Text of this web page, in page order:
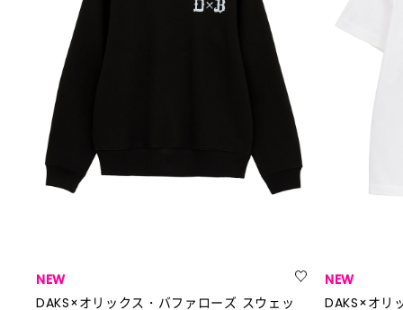
NEW
DAKS×オリックス・バファローズ スウェッ
NEW
DAKS×オリ